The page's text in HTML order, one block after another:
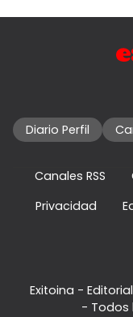
Diario Perfil
Canales RSS
Privacidad
Exitoina - Editorial
- Todos